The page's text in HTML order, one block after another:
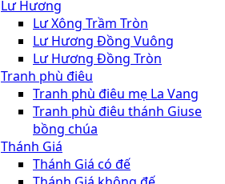
Lư Hương
Lư Xông Trầm Tròn
Lư Hương Đồng Vuông
Lư Hương Đồng Tròn
Tranh phù điêu
Tranh phù điêu mẹ La Vang
Tranh phù điêu thánh Giuse
bồng chúa
Thánh Giá
Thánh Giá có đế